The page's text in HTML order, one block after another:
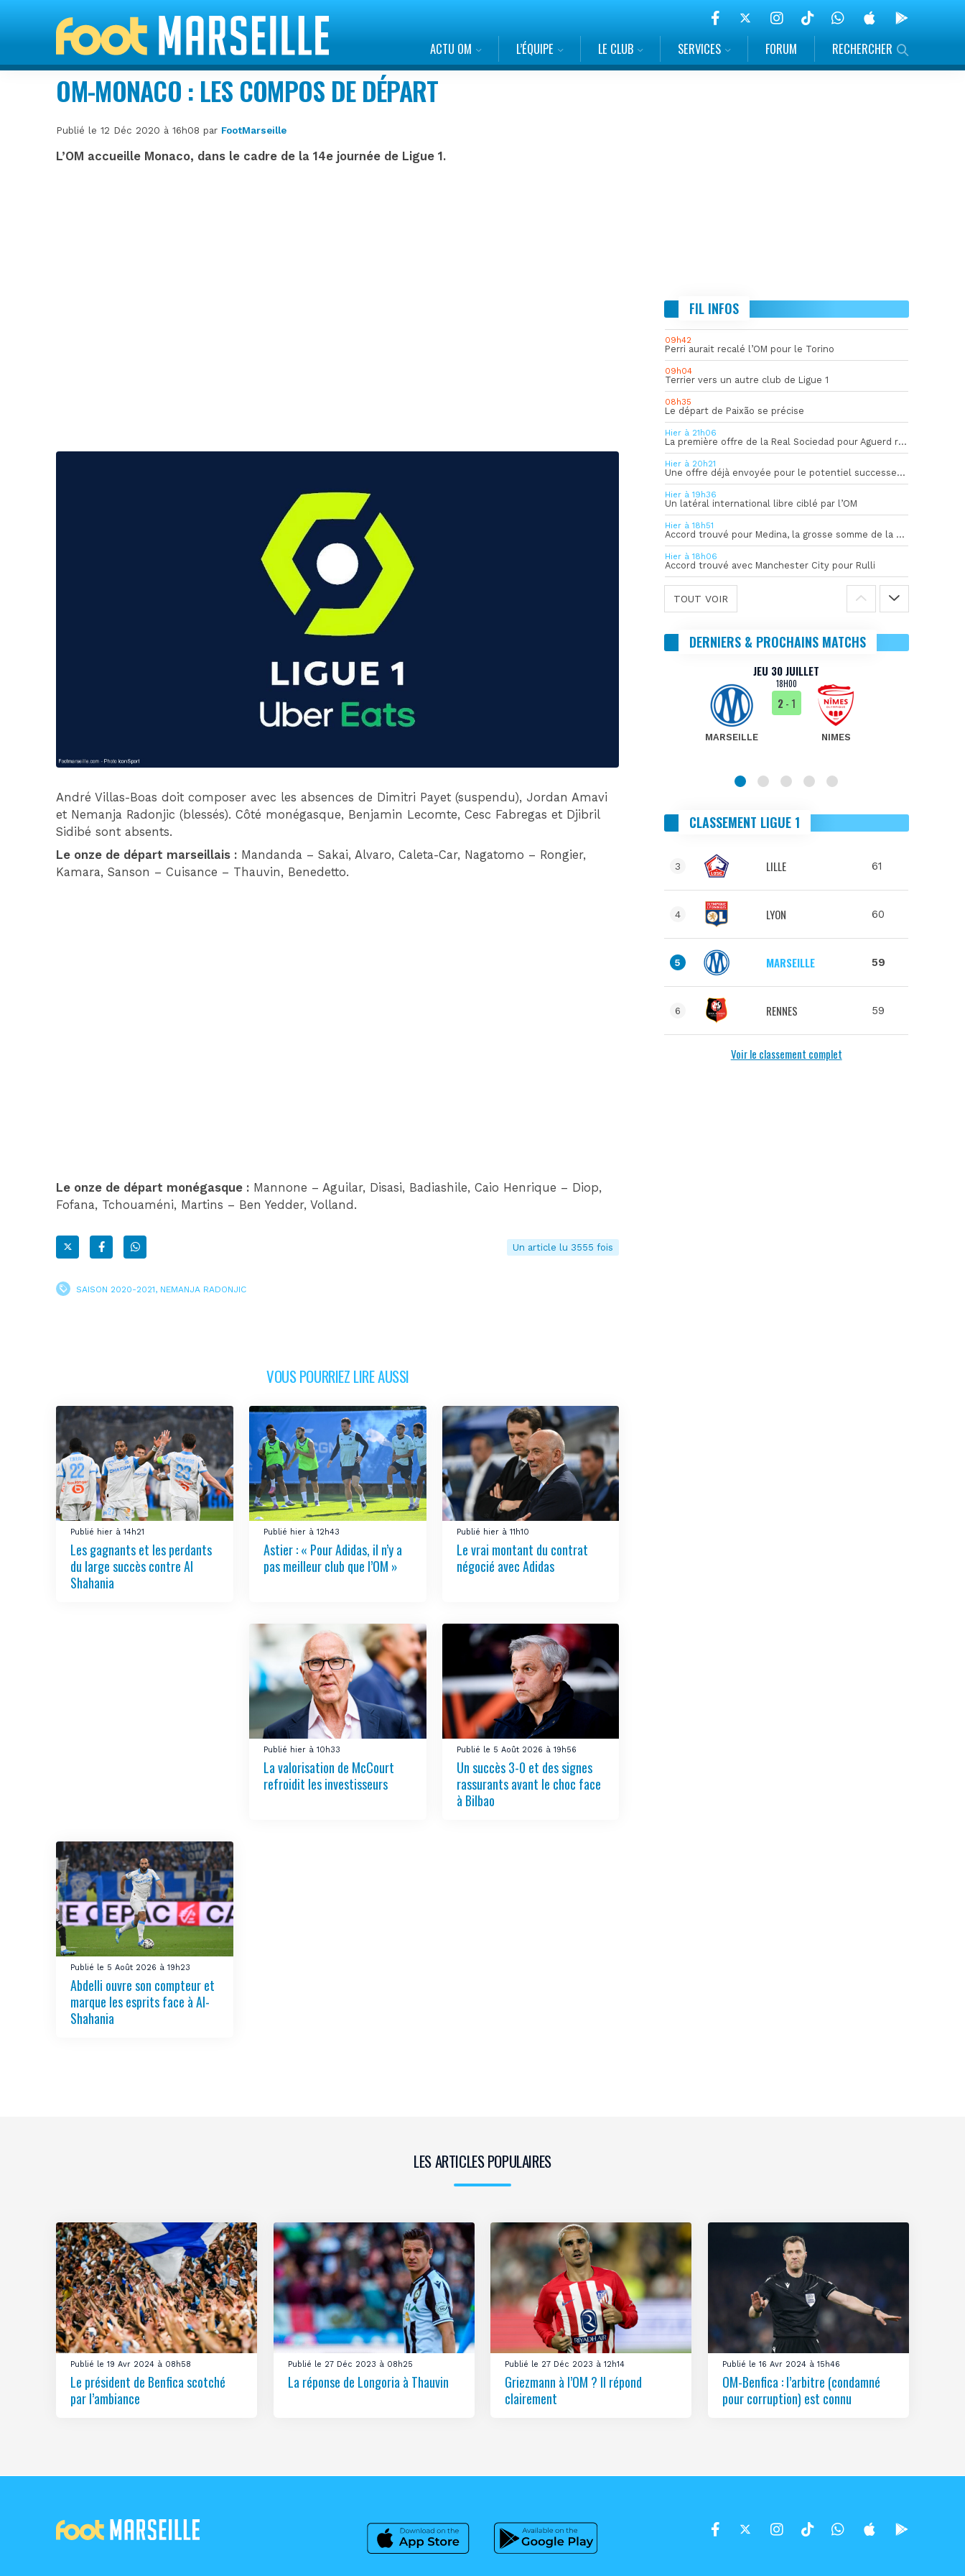
ACTU OM L’ÉQUIPE LE CLUB SERVICES FORUM RECHERCHER
OM-MONACO : LES COMPOS DE DÉPART
Publié le 12 Déc 2020 à 16h08 par FootMarseille
L’OM accueille Monaco, dans le cadre de la 14e journée de Ligue 1.
André Villas-Boas doit composer avec les absences de Dimitri Payet (suspendu), Jordan Amavi
et Nemanja Radonjic (blessés). Côté monégasque, Benjamin Lecomte, Cesc Fabregas et Djibril
Sidibé sont absents.
Le onze de départ marseillais : Mandanda – Sakai, Alvaro, Caleta-Car, Nagatomo – Rongier,
Kamara, Sanson – Cuisance – Thauvin, Benedetto.
Le onze de départ monégasque : Mannone – Aguilar, Disasi, Badiashile, Caio Henrique – Diop,
Fofana, Tchouaméni, Martins – Ben Yedder, Volland.
Un article lu 3555 fois
SAISON 2020-2021, NEMANJA RADONJIC
VOUS POURRIEZ LIRE AUSSI
Publié hier à 14h21
Les gagnants et les perdants
du large succès contre Al
Shahania
Publié hier à 12h43
Astier : « Pour Adidas, il n’y a
pas meilleur club que l’OM »
Publié hier à 11h10
Le vrai montant du contrat
négocié avec Adidas
Publié hier à 10h33
La valorisation de McCourt
refroidit les investisseurs
Publié le 5 Août 2026 à 19h56
Un succès 3-0 et des signes
rassurants avant le choc face
à Bilbao
Publié le 5 Août 2026 à 19h23
Abdelli ouvre son compteur et
marque les esprits face à Al-
Shahania
FIL INFOS
09h42
Perri aurait recalé l’OM pour le Torino
09h04
Terrier vers un autre club de Ligue 1
08h35
Le départ de Paixão se précise
Hier à 21h06
La première offre de la Real Sociedad pour Aguerd refusée par l’OM
Hier à 20h21
Une offre déjà envoyée pour le potentiel successeur de Rulli
Hier à 19h36
Un latéral international libre ciblé par l’OM
Hier à 18h51
Accord trouvé pour Medina, la grosse somme de la vente dévoilée
Hier à 18h06
Accord trouvé avec Manchester City pour Rulli
TOUT VOIR
DERNIERS & PROCHAINS MATCHS
JEU 30 JUILLET
18H00
MARSEILLE
2- 1
NIMES
CLASSEMENT LIGUE 1
3 LILLE 61
4 LYON 60
5 MARSEILLE 59
6 RENNES 59
Voir le classement complet
LES ARTICLES POPULAIRES
Publié le 19 Avr 2024 à 08h58
Le président de Benfica scotché
par l’ambiance
Publié le 27 Déc 2023 à 08h25
La réponse de Longoria à Thauvin
Publié le 27 Déc 2023 à 12h14
Griezmann à l’OM ? Il répond
clairement
Publié le 16 Avr 2024 à 15h46
OM-Benfica : l’arbitre (condamné
pour corruption) est connu